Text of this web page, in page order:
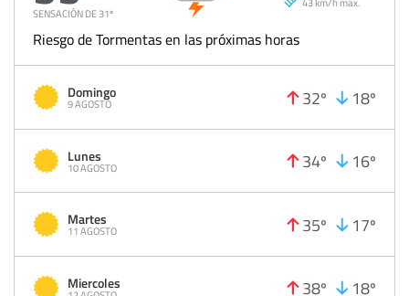
SENSACIÓN DE 31º
Riesgo de Tormentas en las próximas horas
Domingo
9 AGOSTO 32º 18º
Lunes
10 AGOSTO 34º 16º
Martes
11 AGOSTO 35º 17º
Miercoles 38º 18º